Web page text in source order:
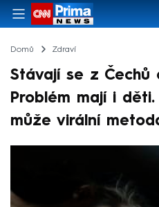
Domů Zdraví
Stávají se z Čechů
Problém mají i
může virální